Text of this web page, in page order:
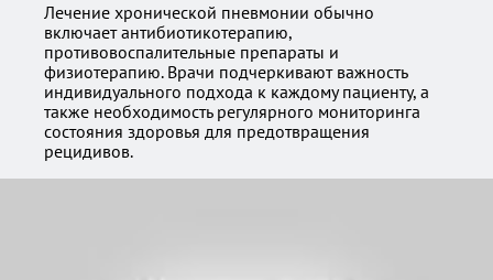
Лечение хронической пневмонии обычно
включает антибиотикотерапию,
противовоспалительные препараты и
физиотерапию. Врачи подчеркивают важность
индивидуального подхода к каждому пациенту, а
также необходимость регулярного мониторинга
состояния здоровья для предотвращения
рецидивов.